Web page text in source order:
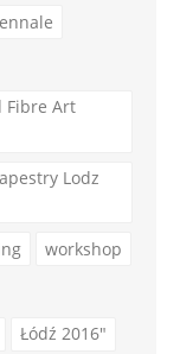
Fibre Art
Lodz
workshop
Łódź 2016"